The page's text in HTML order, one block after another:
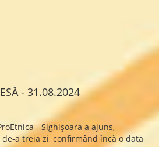
- 31.08.2024
- Sighișoara a ajuns,
de-a treia zi, confirmând încă o dată